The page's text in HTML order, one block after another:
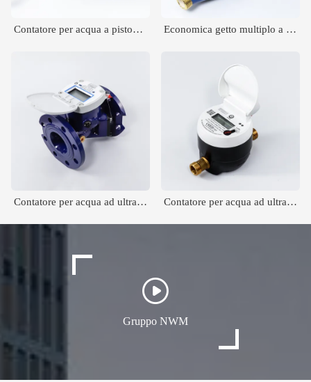
Contatore per acqua a pistone rotante in plastica Economica getto multiplo a secco tipo di contatore dell'acqua (modello Itron)
Contatore per acqua ad ultrasuoni di grandi dimensioni Contatore per acqua ad ultrasuoni di dimensioni domestiche
Gruppo NWM